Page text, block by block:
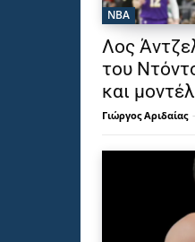
NBA
Λος
του
και
Γιώργος Αριδαίας -